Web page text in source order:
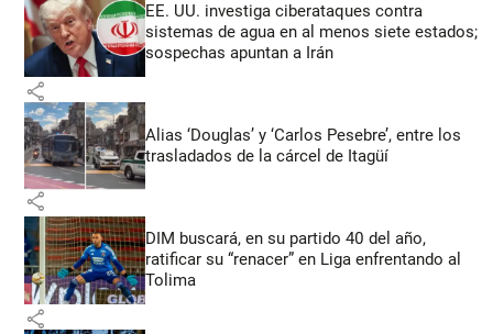
EE. UU. investiga ciberataques contra
sistemas de agua en al menos siete estados;
sospechas apuntan a Irán
share
Alias ‘Douglas’ y ‘Carlos Pesebre’, entre los
trasladados de la cárcel de Itagüí
share
DIM buscará, en su partido 40 del año,
ratificar su “renacer” en Liga enfrentando al
Tolima
share